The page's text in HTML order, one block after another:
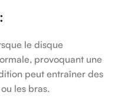
le disque
provoquant une
peut entraîner des
les bras.